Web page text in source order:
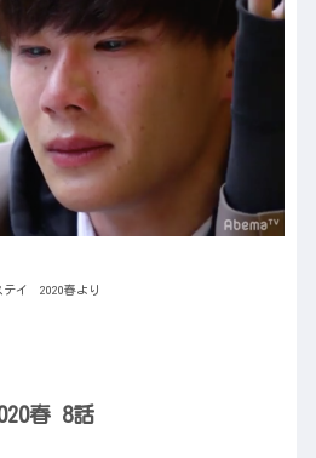
テイ 2020春より
春 8話